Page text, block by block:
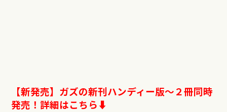
【新発売】ガズの新刊ハンディー版〜２冊同時
発売！詳細はこちら⬇︎